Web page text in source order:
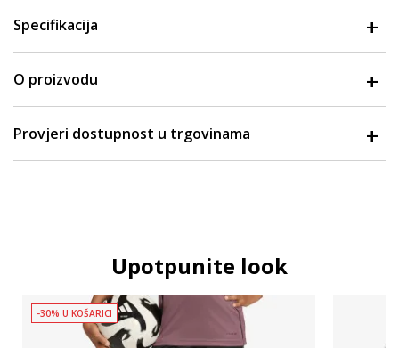
Specifikacija
O proizvodu
Provjeri dostupnost u trgovinama
Upotpunite look
-30% U KOŠARICI